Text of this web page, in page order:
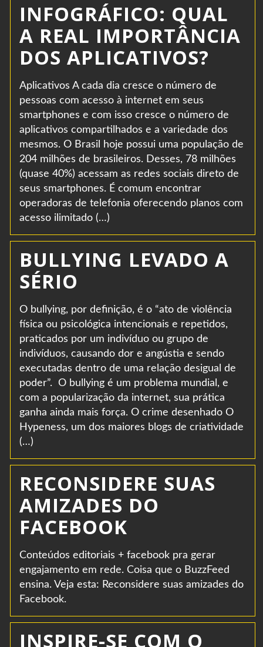
INFOGRÁFICO: QUAL
A REAL IMPORTÂNCIA
DOS APLICATIVOS?
Aplicativos A cada dia cresce o número de
pessoas com acesso à internet em seus
smartphones e com isso cresce o número de
aplicativos compartilhados e a variedade dos
mesmos. O Brasil hoje possui uma população de
204 milhões de brasileiros. Desses, 78 milhões
(quase 40%) acessam as redes sociais direto de
seus smartphones. É comum encontrar
operadoras de telefonia oferecendo planos com
acesso ilimitado (…)
BULLYING LEVADO A
SÉRIO
O bullying, por definição, é o “ato de violência
física ou psicológica intencionais e repetidos,
praticados por um indivíduo ou grupo de
indivíduos, causando dor e angústia e sendo
executadas dentro de uma relação desigual de
poder”. O bullying é um problema mundial, e
com a popularização da internet, sua prática
ganha ainda mais força. O crime desenhado O
Hypeness, um dos maiores blogs de criatividade
(…)
RECONSIDERE SUAS
AMIZADES DO
FACEBOOK
Conteúdos editoriais + facebook pra gerar
engajamento em rede. Coisa que o BuzzFeed
ensina. Veja esta: Reconsidere suas amizades do
Facebook.
INSPIRE-SE COM O